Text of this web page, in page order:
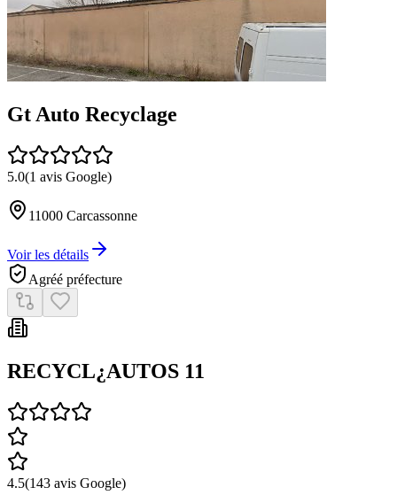
Gt Auto Recyclage
5.0(1 avis Google)
11000 Carcassonne
Voir les détails
Agréé préfecture
RECYCL¿AUTOS 11
4.5(143 avis Google)